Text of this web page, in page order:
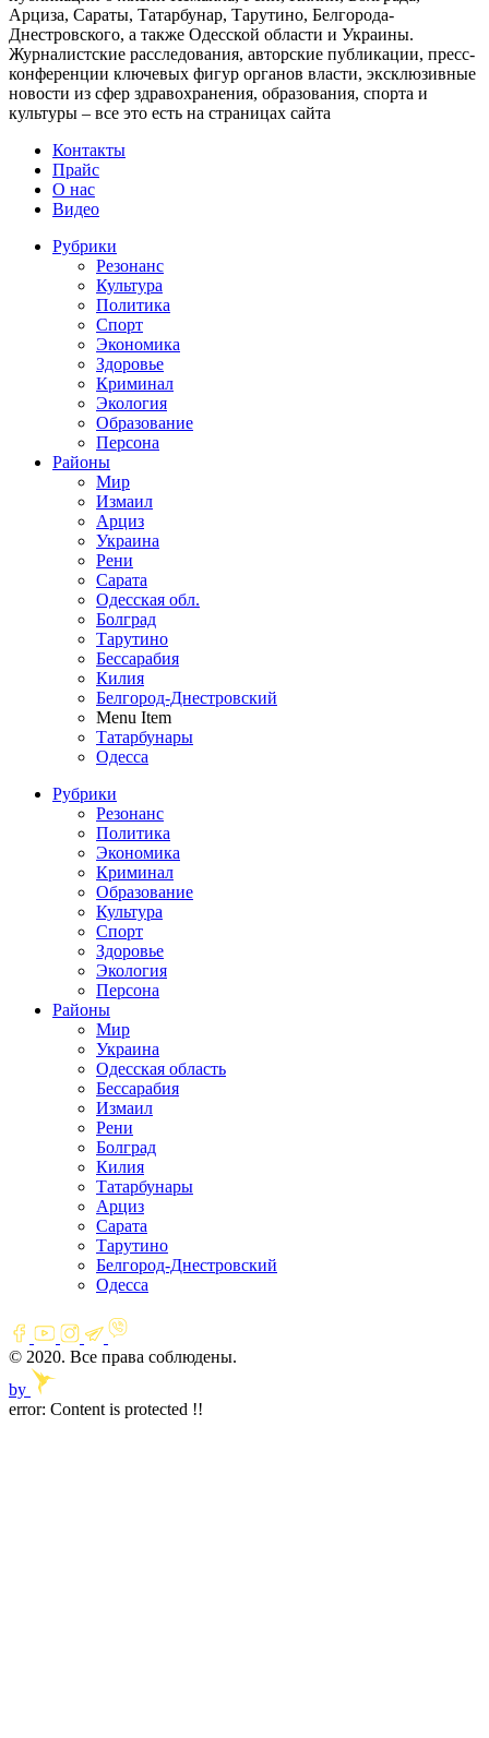
Арциза, Сараты, Татарбунар, Тарутино, Белгорода-
Днестровского, а также Одесской области и Украины.
Журналистские расследования, авторские публикации, пресс-
конференции ключевых фигур органов власти, эксклюзивные
новости из сфер здравохранения, образования, спорта и
культуры – все это есть на страницах сайта
Контакты
Прайс
О нас
Видео
Рубрики
Резонанс
Культура
Политика
Спорт
Экономика
Здоровье
Криминал
Экология
Образование
Персона
Районы
Мир
Измаил
Арциз
Украина
Рени
Сарата
Одесская обл.
Болград
Тарутино
Бессарабия
Килия
Белгород-Днестровский
Menu Item
Татарбунары
Одесса
Рубрики
Резонанс
Политика
Экономика
Криминал
Образование
Культура
Спорт
Здоровье
Экология
Персона
Районы
Мир
Украина
Одесская область
Бессарабия
Измаил
Рени
Болград
Килия
Татарбунары
Арциз
Сарата
Тарутино
Белгород-Днестровский
Одесса
© 2020. Все права соблюдены.
by
error: Content is protected !!